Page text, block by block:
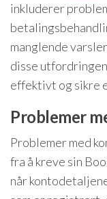
inkluderer
manglende
disse
effektivt og sikre
Problemer
Problemer med
fra å kreve sin
når